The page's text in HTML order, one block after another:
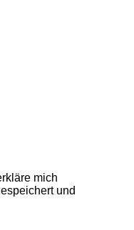
mich
und